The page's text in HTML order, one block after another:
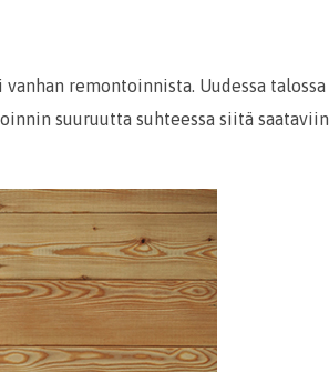
remontoinnista. Uudessa talossa
suuruutta suhteessa siitä saataviin